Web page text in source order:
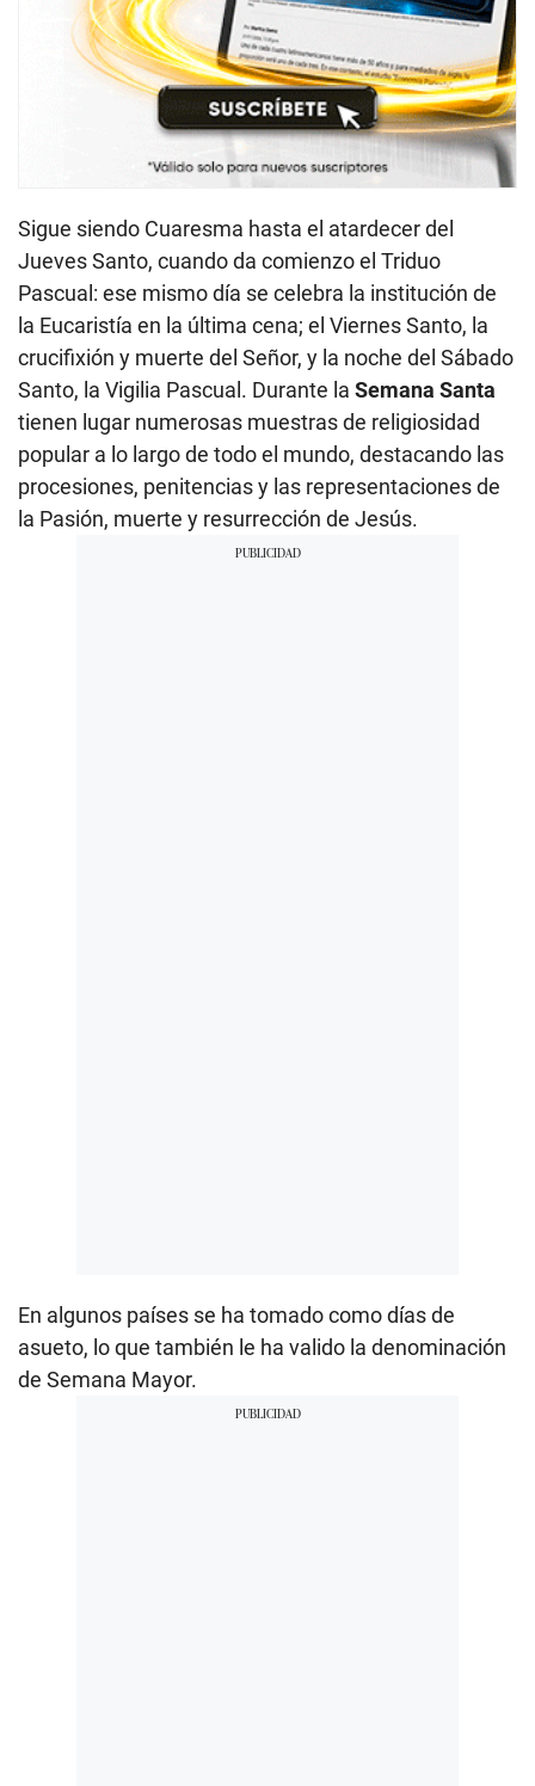
Sigue siendo Cuaresma hasta el atardecer del
Jueves Santo, cuando da comienzo el Triduo
Pascual: ese mismo día se celebra la institución de
la Eucaristía en la última cena; el Viernes Santo, la
crucifixión y muerte del Señor, y la noche del Sábado
Santo, la Vigilia Pascual. Durante la Semana Santa
tienen lugar numerosas muestras de religiosidad
popular a lo largo de todo el mundo, destacando las
procesiones, penitencias y las representaciones de
la Pasión, muerte y resurrección de Jesús.
En algunos países se ha tomado como días de
asueto, lo que también le ha valido la denominación
de Semana Mayor.